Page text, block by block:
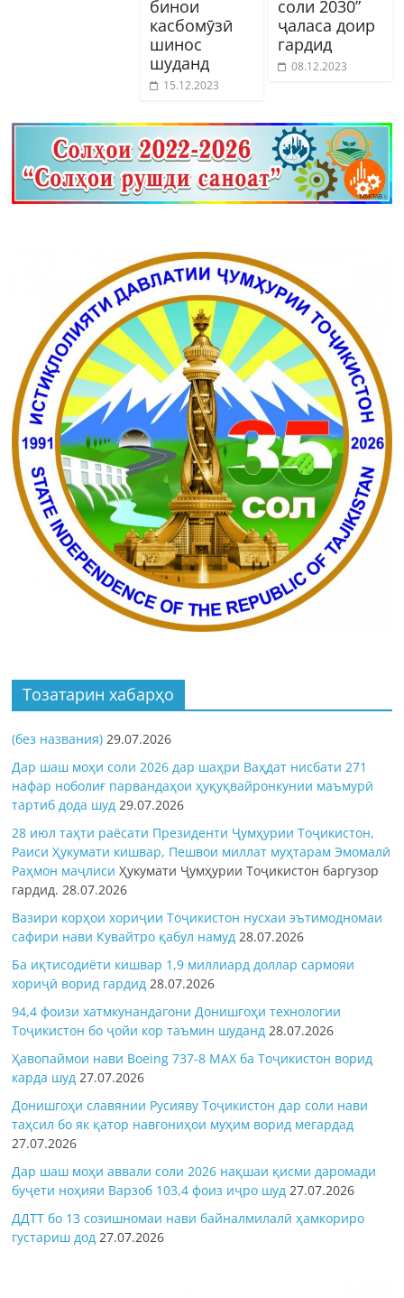
бинои
касбомӯзӣ
шинос
шуданд
15.12.2023
соли 2030”
ҷаласа доир
гардид
08.12.2023
Тозатарин хабарҳо
(без названия) 29.07.2026
Дар шаш моҳи соли 2026 дар шаҳри Ваҳдат нисбати 271
нафар ноболиғ парвандаҳои ҳуқуқвайронкунии маъмурӣ
тартиб дода шуд 29.07.2026
28 июл таҳти раёсати Президенти Ҷумҳурии Тоҷикистон,
Раиси Ҳукумати кишвар, Пешвои миллат муҳтарам Эмомалӣ
Раҳмон маҷлисиҲукумати Ҷумҳурии Тоҷикистон баргузор
гардид.28.07.2026
Вазири корҳои хориҷии Тоҷикистон нусхаи эътимодномаи
сафири нави Кувайтро қабул намуд 28.07.2026
Ба иқтисодиёти кишвар 1,9 миллиард доллар сармояи
хориҷӣ ворид гардид 28.07.2026
94,4 фоизи хатмкунандагони Донишгоҳи технологии
Тоҷикистон бо ҷойи кор таъмин шуданд 28.07.2026
Ҳавопаймои нави Boeing 737-8 MAX ба Тоҷикистон ворид
карда шуд 27.07.2026
Донишгоҳи славянии Русияву Тоҷикистон дар соли нави
таҳсил бо як қатор навгониҳои муҳим ворид мегардад
27.07.2026
Дар шаш моҳи аввали соли 2026 нақшаи қисми даромади
буҷети ноҳияи Варзоб 103,4 фоиз иҷро шуд 27.07.2026
ДДТТ бо 13 созишномаи нави байналмилалӣ ҳамкориро
густариш дод 27.07.2026